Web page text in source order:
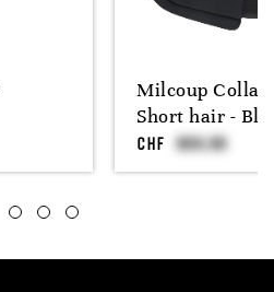
Milcoup Collar
Short hair -
CHF